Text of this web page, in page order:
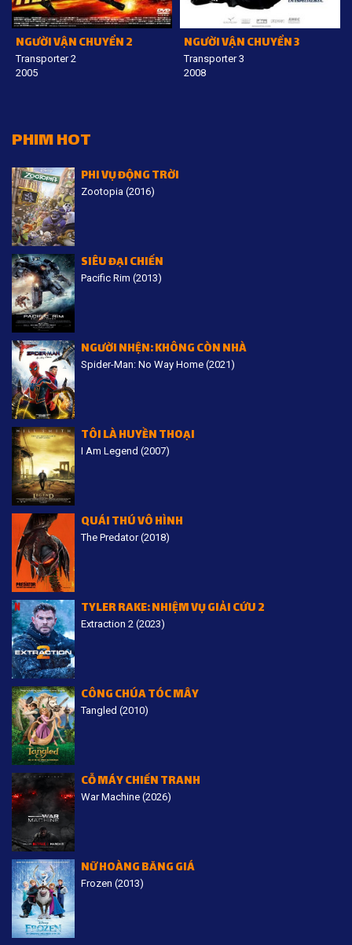
NGƯỜI VẬN CHUYỂN 2
Transporter 2
2005
NGƯỜI VẬN CHUYỂN 3
Transporter 3
2008
PHIM HOT
PHI VỤ ĐỘNG TRỜI
Zootopia (2016)
SIÊU ĐẠI CHIẾN
Pacific Rim (2013)
NGƯỜI NHỆN: KHÔNG CÒN NHÀ
Spider-Man: No Way Home (2021)
TÔI LÀ HUYỀN THOẠI
I Am Legend (2007)
QUÁI THÚ VÔ HÌNH
The Predator (2018)
TYLER RAKE: NHIỆM VỤ GIẢI CỨU 2
Extraction 2 (2023)
CÔNG CHÚA TÓC MÂY
Tangled (2010)
CỖ MÁY CHIẾN TRANH
War Machine (2026)
NỮ HOÀNG BĂNG GIÁ
Frozen (2013)